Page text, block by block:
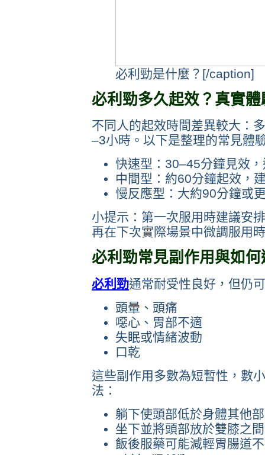
必利勁是什麼？[/caption]
必利勁多久起效？真實
不同人的起效時間差異較大：
–3小時。以下是整理的常見體
快速型：30–45分鐘見效
中間型：約60分鐘起效，
慢反應型：大約90分鐘或
小提示：第一次服用時建議安
再在下次實際場景中微調服用
必利勁常見副作用與如何
必利勁通常耐受性良好，但仍
頭暈、頭痛
噁心、胃部不適
失眠或情緒波動
口乾
這些副作用多數為短暫性，數
法：
躺下使頭部低於身體其他
坐下並將頭部放於雙膝之間
飯後服藥可能減輕胃腸道